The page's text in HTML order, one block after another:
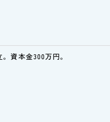
資本金300万円。